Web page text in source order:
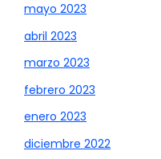
mayo 2023
abril 2023
marzo 2023
febrero 2023
enero 2023
diciembre 2022